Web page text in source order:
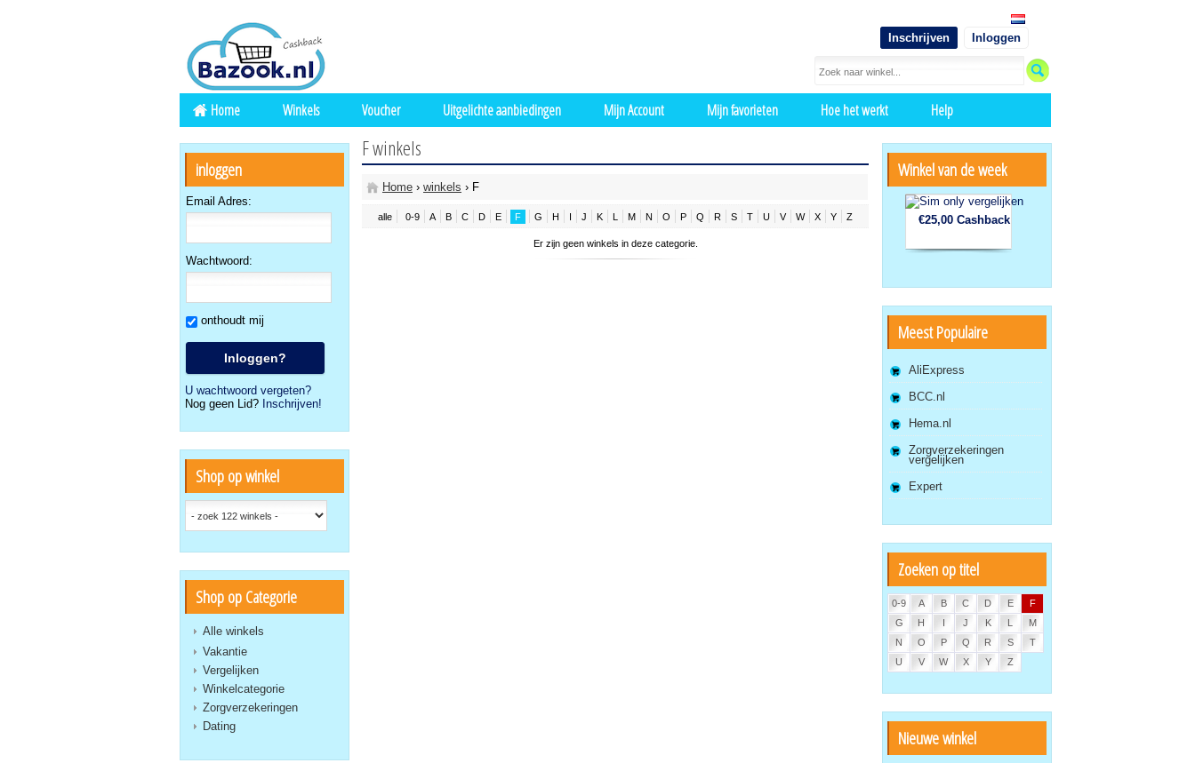
Inschrijven Inloggen
Home Winkels Voucher Uitgelichte aanbiedingen Mijn Account Mijn favorieten Hoe het werkt Help
inloggen
Email Adres:
Wachtwoord:
onthoudt mij
U wachtwoord vergeten?
Nog geen Lid? Inschrijven!
Shop op winkel
Shop op Categorie
Alle winkels
Vakantie
Vergelijken
Winkelcategorie
Zorgverzekeringen
Dating
F winkels
Home › winkels › F
alle 0-9 A B C D E F G H I J K L M N O P Q R S T U V W X Y Z
Er zijn geen winkels in deze categorie.
Winkel van de week
€25,00 Cashback
Meest Populaire
AliExpress
BCC.nl
Hema.nl
Zorgverzekeringen
vergelijken
Expert
Zoeken op titel
0-9 A B C D E
F
G
H I J K L
M
N
O P Q R S
T
U
V W X Y Z
Nieuwe winkel